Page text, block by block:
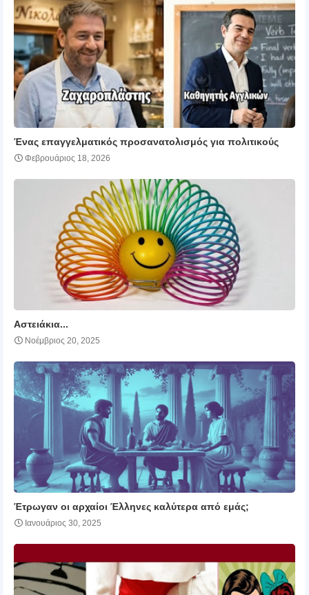
Ένας επαγγελματικός προσανατολισμός για πολιτικούς
Φεβρουάριος 18, 2026
Αστειάκια...
Νοέμβριος 20, 2025
Έτρωγαν οι αρχαίοι Έλληνες καλύτερα από εμάς;
Ιανουάριος 30, 2025